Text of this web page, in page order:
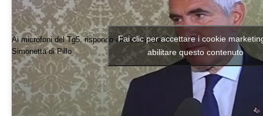
Ai microfoni del Tg5, rispondo alle domande di
Simonetta di Pillo
Fai clic per accettare i cookie
abilitare questo contenuto